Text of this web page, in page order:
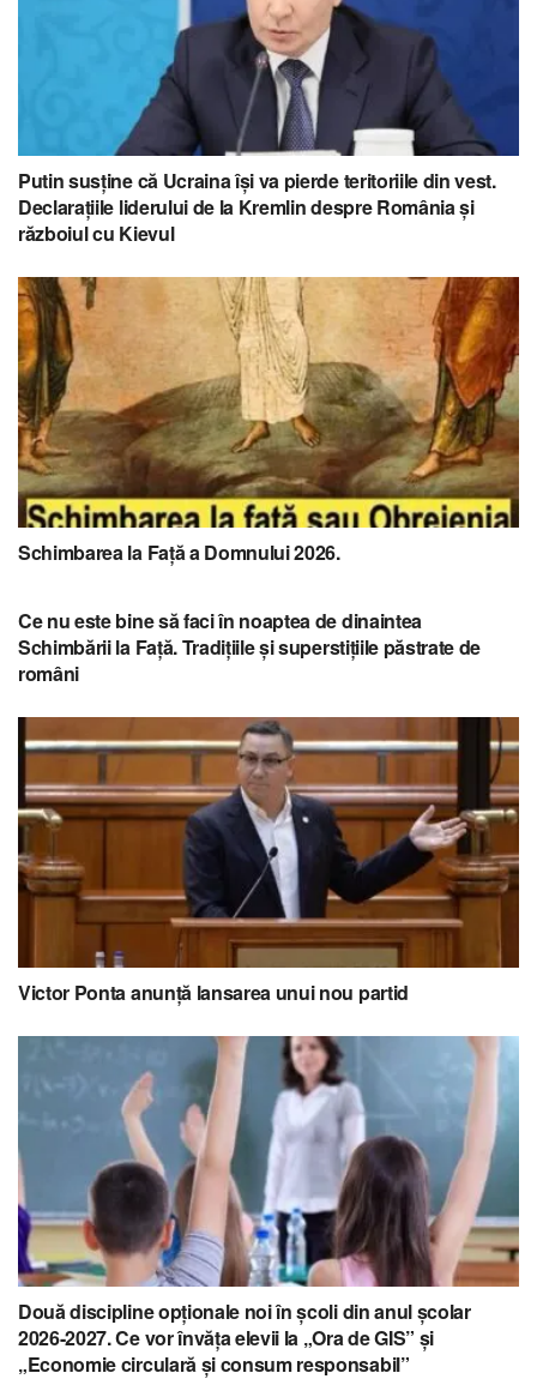
Putin susține că Ucraina își va pierde teritoriile din vest.
Declarațiile liderului de la Kremlin despre România și
războiul cu Kievul
Schimbarea la Față a Domnului 2026.
Ce nu este bine să faci în noaptea de dinaintea
Schimbării la Față. Tradițiile și superstițiile păstrate de
români
Victor Ponta anunță lansarea unui nou partid
Două discipline opționale noi în școli din anul școlar
2026-2027. Ce vor învăța elevii la „Ora de GIS” și
„Economie circulară și consum responsabil”